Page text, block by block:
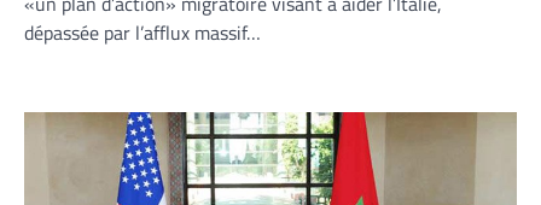
dépassée par l’afflux massif…